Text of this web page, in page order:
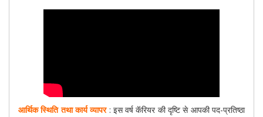
आर्थिक स्थिति तथा कार्य व्यापर: इस वर्ष कॅरियर की दृष्टि से आपकी पद-प्रतिष्ठा